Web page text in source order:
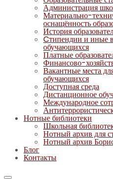
Администрация
Материально-
оснащённость
История
Cтипендии и иные
обучающихся
Платные
Финансово-
Вакантные места
обучающихся
Доступная среда
Дистанционное
Международное
Нотные библиотеки
Школьная
Нотный архив для
Нотный архив
Блог
Контакты